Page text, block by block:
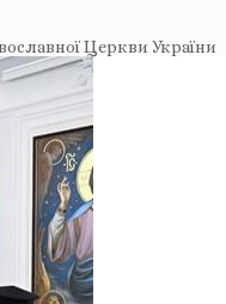
Церкви України